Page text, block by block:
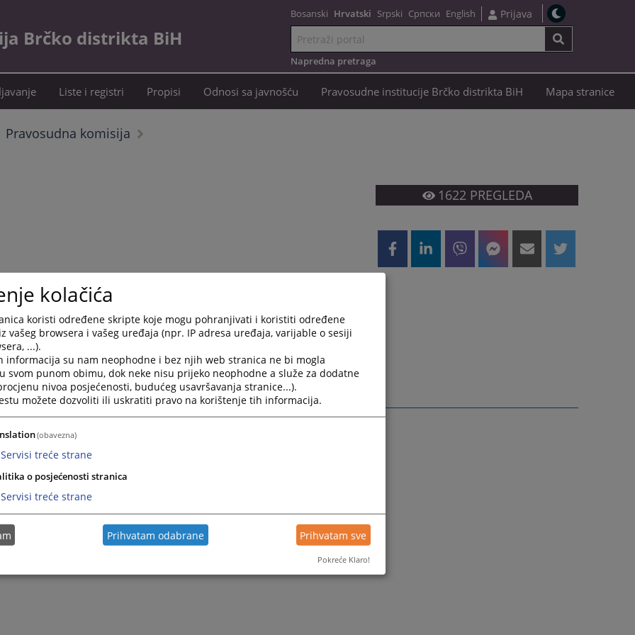
Brčko distrikta BiH
sadržaj
Bosanski Hrvatski Srpski Српски English Prijava
Napredna pretraga
Liste i registri Propisi Odnosi sa javnošću Pravosudne institucije Brčko distrikta BiH Mapa stranice
Pravosudna komisija
BiH
1622PREGLEDA
kolačića
koristi određene skripte koje mogu pohranjivati i koristiti određene
vašeg browsera i vašeg uređaja (npr. IP adresa uređaja, varijable o sesiji
...).
informacija su nam neophodne i bez njih web stranica ne bi mogla
svom punom obimu, dok neke nisu prijeko neophodne a služe za dodatne
nivoa posjećenosti, budućeg usavršavanja stranice...).
možete dozvoliti ili uskratiti pravo na korištenje tih informacija.
(obavezna)
Servisi treće strane
o posjećenosti stranica
Servisi treće strane
Prihvatam odabrane Prihvatam sve
Pokreće Klaro!